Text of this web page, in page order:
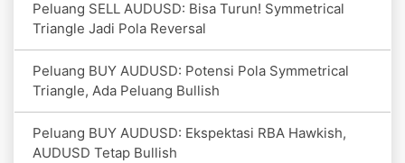
Peluang SELL AUDUSD: Bisa Turun! Symmetrical
Triangle Jadi Pola Reversal
Peluang BUY AUDUSD: Potensi Pola Symmetrical
Triangle, Ada Peluang Bullish
Peluang BUY AUDUSD: Ekspektasi RBA Hawkish,
AUDUSD Tetap Bullish